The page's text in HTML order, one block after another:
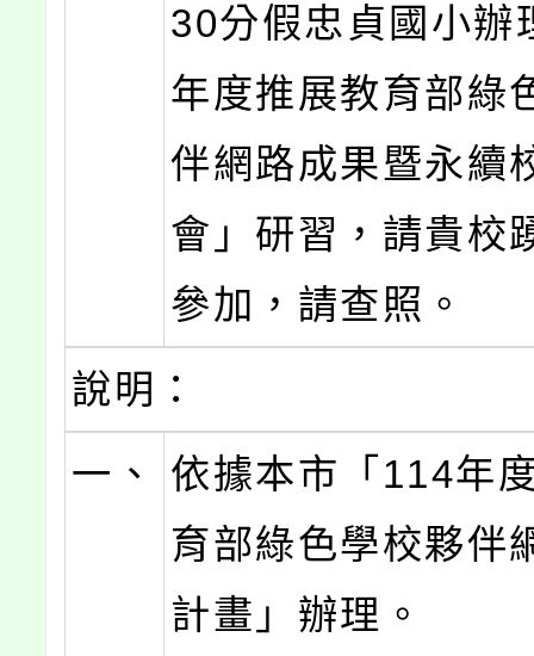
30分假忠貞國小辦
年度推展教育部綠
伴網路成果暨永續
會」研習，請貴校
參加，請查照。
說明：
一、
依據本市「114年
育部綠色學校夥伴
計畫」辦理。